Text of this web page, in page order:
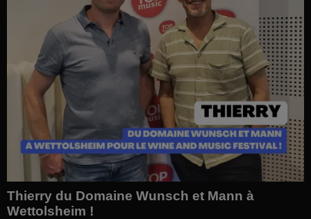
Thierry du Domaine Wunsch et Mann à
Wettolsheim !